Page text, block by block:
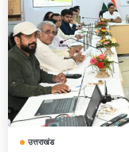
उत्तराखंड